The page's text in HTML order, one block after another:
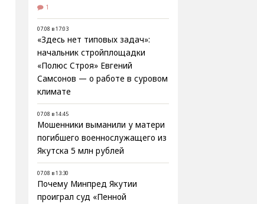
1
07.08 в 17:03
«Здесь нет типовых задач»:
начальник стройплощадки
«Полюс Строя» Евгений
Самсонов — о работе в суровом
климате
07.08 в 14:45
Мошенники выманили у матери
погибшего военнослужащего из
Якутска 5 млн рублей
07.08 в 13:30
Почему Минпред Якутии
проиграл суд «Пенной